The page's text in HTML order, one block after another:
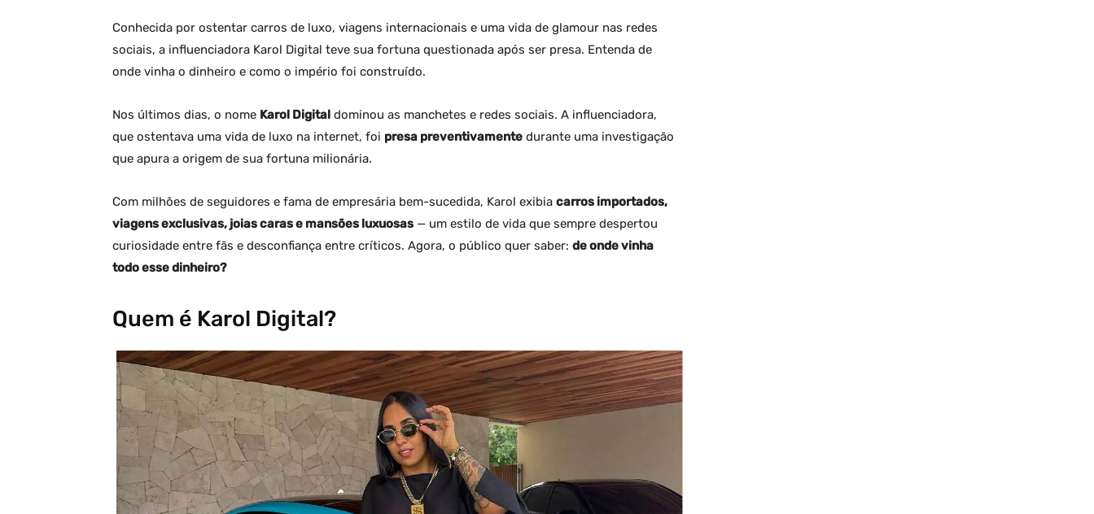
Conhecida por ostentar carros de luxo, viagens internacionais e uma vida de glamour nas redes
sociais, a influenciadora Karol Digital teve sua fortuna questionada após ser presa. Entenda de
onde vinha o dinheiro e como o império foi construído.
Nos últimos dias, o nome Karol Digital dominou as manchetes e redes sociais. A influenciadora,
que ostentava uma vida de luxo na internet, foi presa preventivamente durante uma investigação
que apura a origem de sua fortuna milionária.
Com milhões de seguidores e fama de empresária bem-sucedida, Karol exibia carros importados,
viagens exclusivas, joias caras e mansões luxuosas — um estilo de vida que sempre despertou
curiosidade entre fãs e desconfiança entre críticos. Agora, o público quer saber: de onde vinha
todo esse dinheiro?
Quem é Karol Digital?